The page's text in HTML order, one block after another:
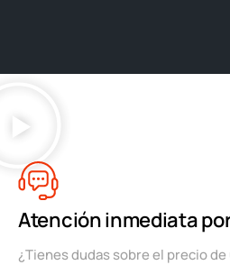
Atención inmediata
¿Tienes dudas sobre el precio de